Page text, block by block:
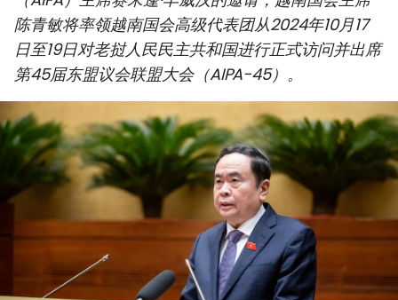
社会
环保
文化
体育
友谊桥梁
陈青敏将率领越南国会高级代表团从2024年10月17
日至19日对老挝人民民主共和国进行正式访问并出席
第45届东盟议会联盟大会（AIPA-45）。